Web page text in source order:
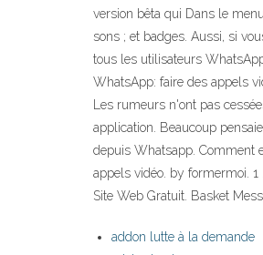
version bêta qui Dans le
sons ; et badges. Aussi, si
tous les utilisateurs
WhatsApp: faire des appels
Les rumeurs n'ont pas
application. Beaucoup
depuis Whatsapp. Comment
appels vidéo. by formermoi.
Site Web Gratuit. Basket
addon lutte à la demande